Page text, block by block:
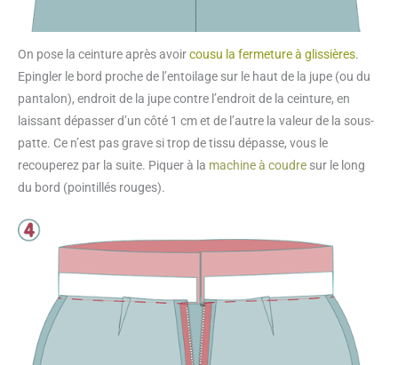
On pose la ceinture après avoircousu la fermeture à glissières.
Epingler le bord proche de l’entoilage sur le haut de la jupe (ou du
pantalon), endroit de la jupe contre l’endroit de la ceinture, en
laissant dépasser d’un côté 1 cm et de l’autre la valeur de la sous-
patte. Ce n’est pas grave si trop de tissu dépasse, vous le
recouperez par la suite. Piquer à la machine à coudre sur le long
du bord (pointillés rouges).